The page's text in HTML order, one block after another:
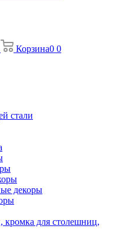
Корзина0 0
стали
декоры
для столешниц,